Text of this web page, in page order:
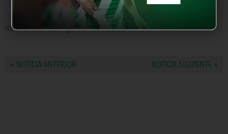
Relacionado con Iglesias Villanueva
« NOTICIA ANTERIOR NOTICIA SIGUIENTE »